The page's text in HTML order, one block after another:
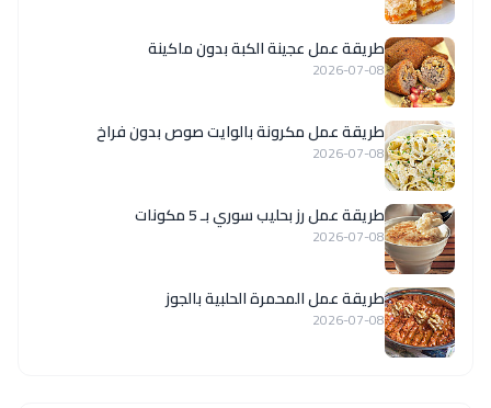
طريقة عمل عجينة الكبة بدون ماكينة
2026-07-08
طريقة عمل مكرونة بالوايت صوص بدون فراخ
2026-07-08
طريقة عمل رز بحليب سوري بـ 5 مكونات
2026-07-08
طريقة عمل المحمرة الحلبية بالجوز
2026-07-08